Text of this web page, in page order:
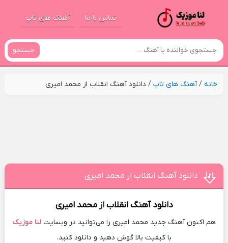
تماس با ما آهنگ های تاپ
جستجو
خانه/آهنگ های تاپ/ دانلود آهنگ انقلاب از محمد امیری
دانلود آهنگ انقلاب از محمد امیری
دانلود آهنگ انقلابازمحمد امیری
هم اکنون آهنگ جدید محمد امیری را می‌توانید در وبسایت لنا موزیک
با کیفیت بالا گوش دهید و دانلود کنید.